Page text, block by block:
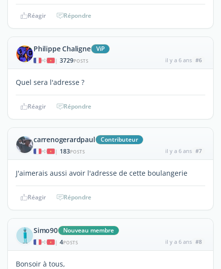
Réagir Répondre
Philippe Chaligne ViP
| 3729POSTS il y a 6 ans #6
Quel sera l'adresse ?
Réagir Répondre
carrenogerardpaul Contributeur
| 183POSTS il y a 6 ans #7
J'aimerais aussi avoir l'adresse de cette boulangerie
Réagir Répondre
Simo90 Nouveau membre
| 4POSTS il y a 6 ans #8
Bonsoir à tous,